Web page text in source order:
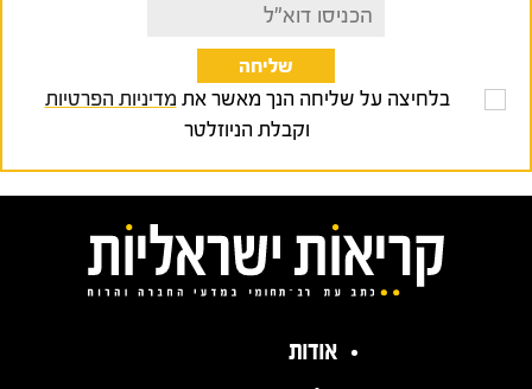
בלחיצה על שליחה הנך מאשר את מדיניות הפרטיות
וקבלת הניוזלטר
אודות